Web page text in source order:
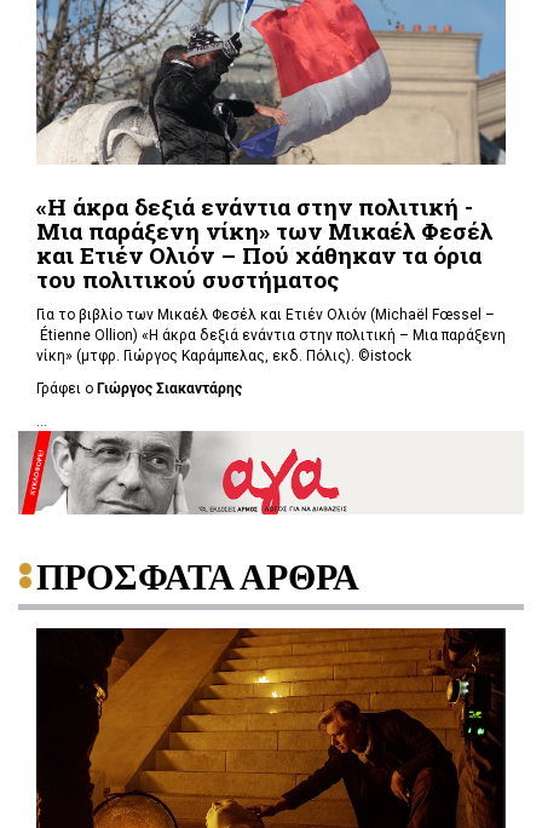
«Η άκρα δεξιά ενάντια στην πολιτική -
Μια παράξενη νίκη» των Μικαέλ Φεσέλ
και Ετιέν Ολιόν – Πού χάθηκαν τα όρια
του πολιτικού συστήματος
Για το βιβλίο των Μικαέλ Φεσέλ και Ετιέν Ολιόν (Michaël Fœssel –
Étienne Ollion) «Η άκρα δεξιά ενάντια στην πολιτική – Μια παράξενη
νίκη» (μτφρ. Γιώργος Καράμπελας, εκδ. Πόλις). ©istock
Γράφει ο Γιώργος Σιακαντάρης
...
ΠΡΟΣΦΑΤΑ ΑΡΘΡΑ